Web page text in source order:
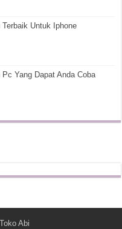
Untuk Iphone
Yang Dapat Anda Coba
Toko Abi